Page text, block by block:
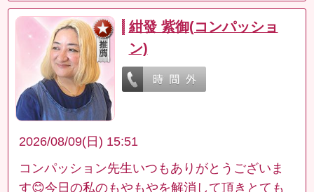
紺發 紫御(コンパッショ
ン)
2026/08/09(日) 15:51
コンパッション先生いつもありがとうございま
す😊今日の私のもやもやを解消して頂きとても